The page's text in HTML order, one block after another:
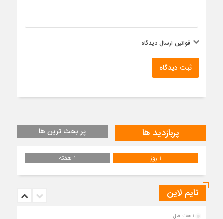
قوانین ارسال دیدگاه
ثبت دیدگاه
پربازدید ها پر بحث ترین ها
1 روز 1 هفته
تایم لاین
1 هفته قبل